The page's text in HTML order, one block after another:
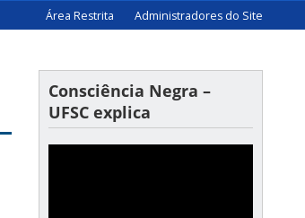
Área Restrita Administradores do Site
Consciência Negra –
UFSC explica